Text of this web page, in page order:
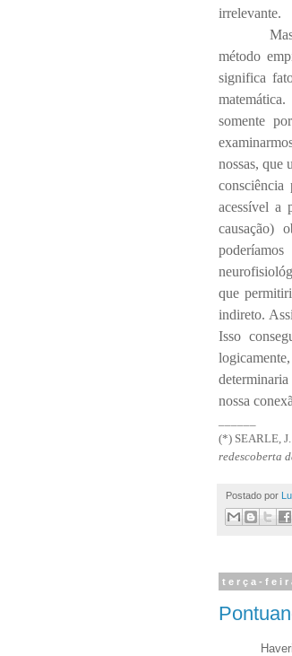
irrelevante.
método
significa
somente
nossas, que
consciência
acessível a
causação)
que
indireto.
Isso
nossa
(*) SEARLE, J.
redescoberta
Postado por
terça-